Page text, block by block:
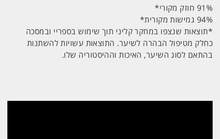
91% חוזק מקורי*
94% גמישות מקורית*
*תוצאות שנצפו במחקר קליני תוך שימוש בספריי ובמסכה
כחלק מטיפול הבהרה לשיער. התוצאות עשויות להשתנות
בהתאם לסוג השיער, האיכות וההיסטוריה שלו.